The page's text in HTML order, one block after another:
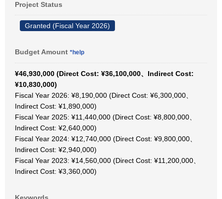
Project Status
Granted (Fiscal Year 2026)
Budget Amount *help
¥46,930,000 (Direct Cost: ¥36,100,000、Indirect Cost:
¥10,830,000)
Fiscal Year 2026: ¥8,190,000 (Direct Cost: ¥6,300,000、
Indirect Cost: ¥1,890,000)
Fiscal Year 2025: ¥11,440,000 (Direct Cost: ¥8,800,000、
Indirect Cost: ¥2,640,000)
Fiscal Year 2024: ¥12,740,000 (Direct Cost: ¥9,800,000、
Indirect Cost: ¥2,940,000)
Fiscal Year 2023: ¥14,560,000 (Direct Cost: ¥11,200,000、
Indirect Cost: ¥3,360,000)